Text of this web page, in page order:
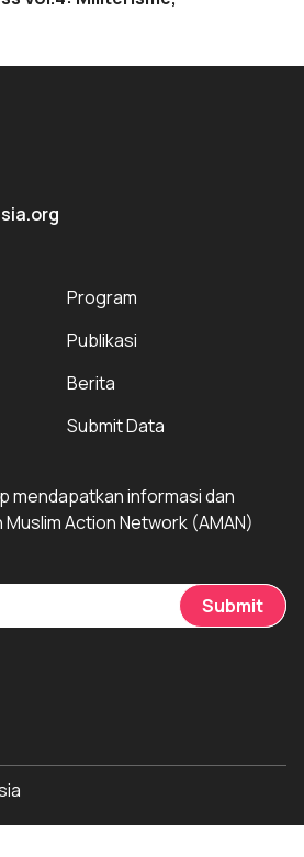
Program
Publikasi
Berita
Submit Data
mendapatkan informasi dan
Action Network (AMAN)
Submit